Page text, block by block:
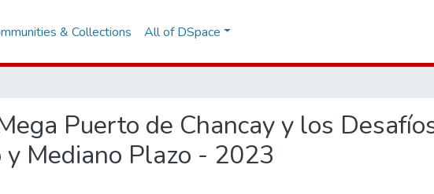
& Collections All of DSpace
Puerto de Chancay y los
y Mediano Plazo - 2023